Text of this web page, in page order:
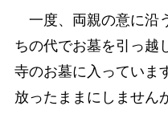
一度、両親の意に沿
ちの代でお墓を引っ越
寺のお墓に入っていま
放ったままにしません